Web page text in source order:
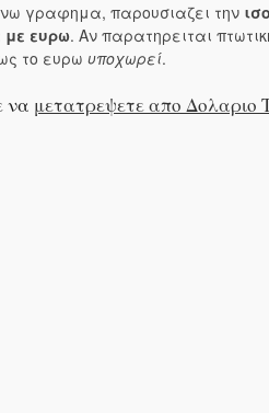
γραφημα, παρουσιαζει την
με ευρω. Αν παρατηρειται
το ευρω υποχωρεί.
να μετατρεψετε απο Δολαριο